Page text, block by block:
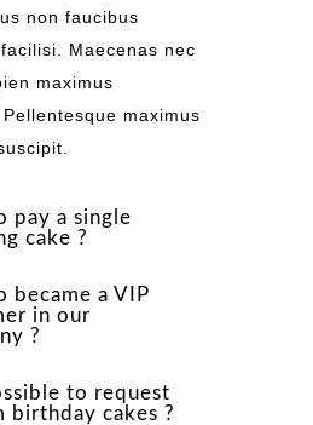
non faucibus
Maecenas nec
maximus
maximus
pay a single
cake ?
became a VIP
in our
?
to request
birthday cakes ?